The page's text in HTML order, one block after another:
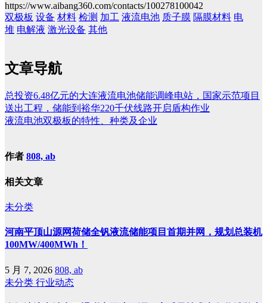
https://www.aibang360.com/contacts/100278100042
双极板 设备 材料 检测 加工 液流电池 质子膜 隔膜材料 电
堆 电解液 激光设备 其他
文章导航
总投资6.48亿元的大连液流电池储能调峰电站，国家示范项目
送出工程，储能到裕华220千伏线路开启盾构作业
液流电池双极板的特性、种类及企业
作者 808, ab
相关文章
未分类
河南平顶山源网荷储全钒液流储能项目首期并网，规划总装机
100MW/400MWh！
5 月 7, 2026 808, ab
未分类 行业动态